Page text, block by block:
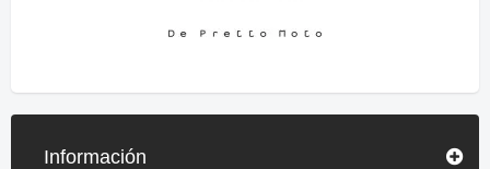
Información